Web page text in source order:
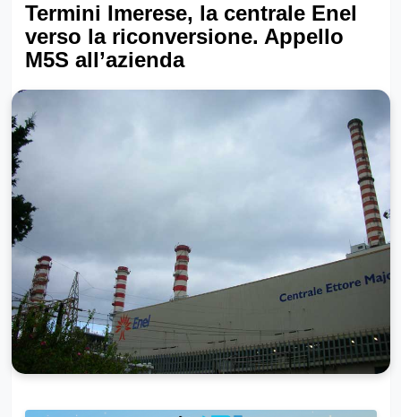
Termini Imerese, la centrale Enel
verso la riconversione. Appello
M5S all’azienda